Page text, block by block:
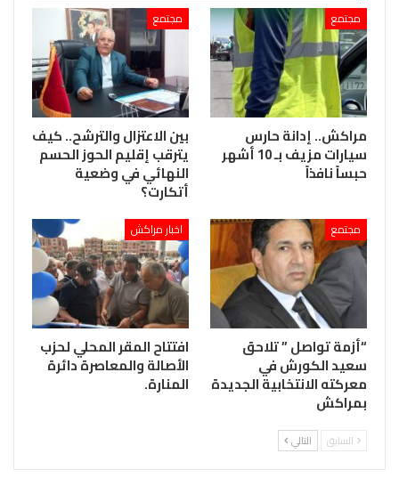
مجتمع
مراكش.. إدانة حارس
سيارات مزيف بـ 10 أشهر
حبساً نافذاً
مجتمع
بين الاعتزال والترشح.. كيف
يترقب إقليم الحوز الحسم
النهائي في وضعية
أتكارت؟
مجتمع
“أزمة تواصل ” تلاحق
سعيد الكورش في
معركته الانتخابية الجديدة
بمراكش
اخبار مراكش
افتتاح المقر المحلي لحزب
الأصالة والمعاصرة دائرة
المنارة.
السابق التالي